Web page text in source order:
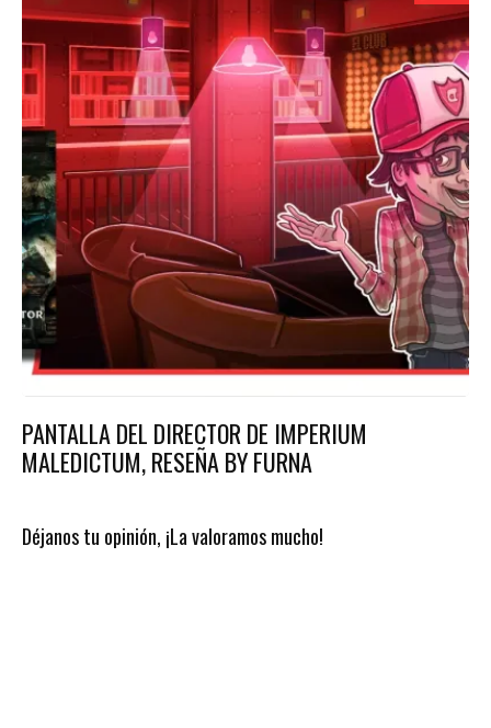
PANTALLA DEL DIRECTOR DE IMPERIUM
MALEDICTUM, RESEÑA BY FURNA
Déjanos tu opinión, ¡La valoramos mucho!